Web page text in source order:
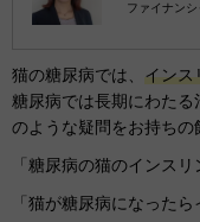
ファイナン
猫の糖尿病では、 インス
糖尿病では長期にわた
のような疑問をお持ちの
「糖尿病の猫のインス
「猫が糖尿病になった